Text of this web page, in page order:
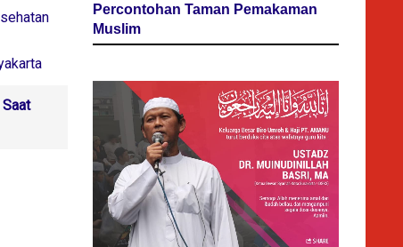
Percontohan Taman Pemakaman
Muslim